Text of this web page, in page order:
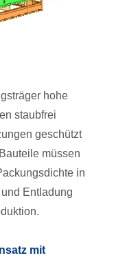
hohe
staubfrei
geschützt
müssen
in
Entladung
mit